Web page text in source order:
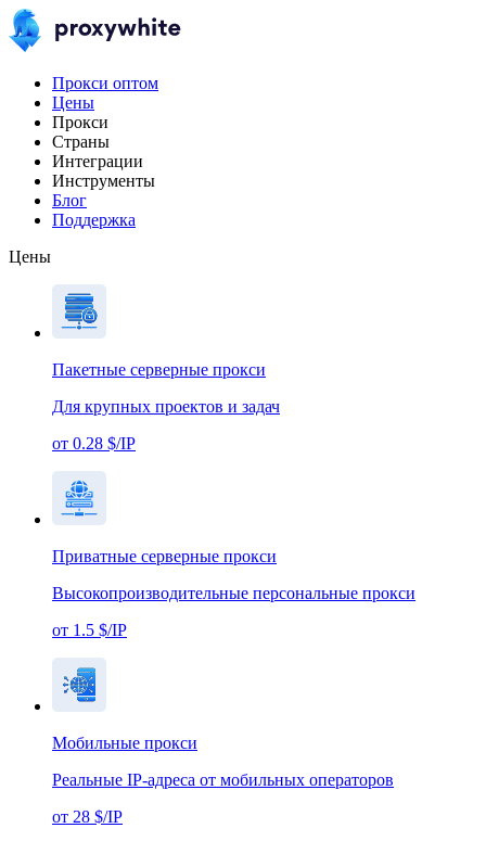
Прокси оптом
Цены
Прокси
Страны
Интеграции
Инструменты
Блог
Поддержка
Цены
Пакетные серверные прокси
Для крупных проектов и задач
от 0.28 $/IP
Приватные серверные прокси
Высокопроизводительные персональные прокси
от 1.5 $/IP
Мобильные прокси
Реальные IP-адреса от мобильных операторов
от 28 $/IP